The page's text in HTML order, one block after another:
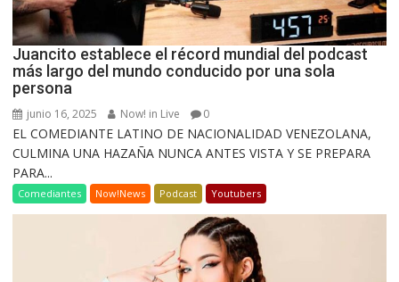
Juancito establece el récord mundial del podcast
más largo del mundo conducido por una sola
persona
junio 16, 2025 Now! in Live 0
EL COMEDIANTE LATINO DE NACIONALIDAD VENEZOLANA,
CULMINA UNA HAZAÑA NUNCA ANTES VISTA Y SE PREPARA
PARA...
Comediantes Now!News Podcast Youtubers